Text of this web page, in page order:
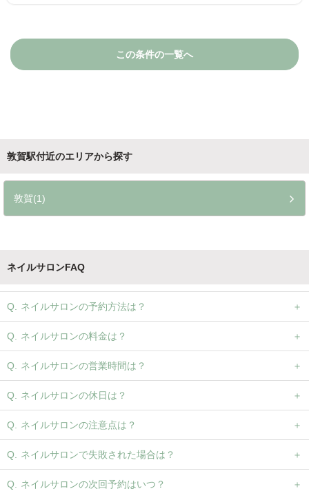
この条件の一覧へ
敦賀駅付近のエリアから探す
敦賀(1)
ネイルサロンFAQ
ネイルサロンの予約方法は？
ネイルサロンの料金は？
ネイルサロンの営業時間は？
ネイルサロンの休日は？
ネイルサロンの注意点は？
ネイルサロンで失敗された場合は？
ネイルサロンの次回予約はいつ？